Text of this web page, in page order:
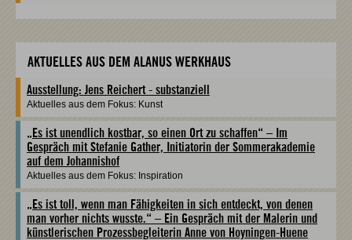
AKTUELLES AUS DEM ALANUS WERKHAUS
Ausstellung: Jens Reichert - substanziell
Aktuelles aus dem Fokus: Kunst
„Es ist unendlich kostbar, so einen Ort zu schaffen“ – Im
Gespräch mit Stefanie Gather, Initiatorin der Sommerakademie
auf dem Johannishof
Aktuelles aus dem Fokus: Inspiration
„Es ist toll, wenn man Fähigkeiten in sich entdeckt, von denen
man vorher nichts wusste.“ – Ein Gespräch mit der Malerin und
künstlerischen Prozessbegleiterin Anne von Hoyningen-Huene